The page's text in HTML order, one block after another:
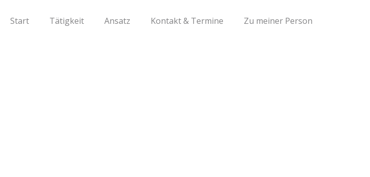
Start Tätigkeit Ansatz Kontakt & Termine Zu meiner Person